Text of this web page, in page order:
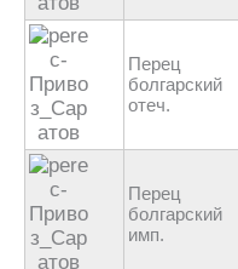
Перец
болгарский
отеч.
Перец
болгарский
имп.